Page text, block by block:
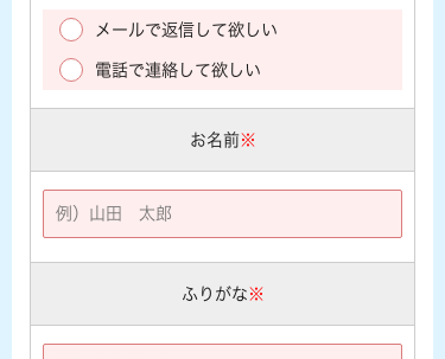
メールで返信して欲しい
電話で連絡して欲しい
お名前※
ふりがな ※